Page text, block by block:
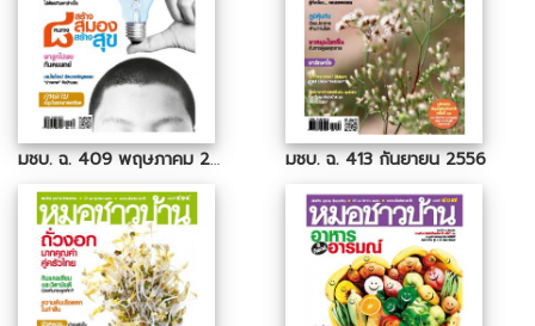
มชบ. ฉ. 409 พฤษภาคม 2556 มชบ. ฉ. 413 กันยายน 2556